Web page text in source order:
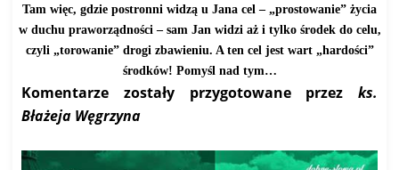
Tam więc, gdzie postronni widzą u Jana cel – „prostowanie” życia
w duchu praworządności – sam Jan widzi aż i tylko środek do celu,
czyli „torowanie” drogi zbawieniu. A ten cel jest wart „hardości”
środków! Pomyśl nad tym…
Komentarze zostały przygotowane przezks.
Błażeja Węgrzyna